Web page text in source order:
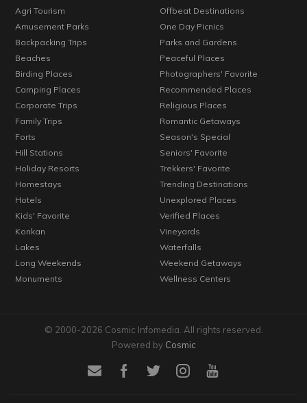
Agri Tourism
Amusement Parks
Backpacking Trips
Beaches
Birding Places
Camping Places
Corporate Trips
Family Trips
Forts
Hill Stations
Holiday Resorts
Homestays
Hotels
Kids' Favorite
Konkan
Lakes
Long Weekends
Monuments
Offbeat Destinations
One Day Picnics
Parks and Gardens
Peaceful Places
Photographers' Favorite
Recommended Places
Religious Places
Romantic Getaways
Season's Special
Seniors' Favorite
Trekkers' Favorite
Trending Destinations
Unexplored Places
Verified Places
Vineyards
Waterfalls
Weekend Getaways
Wellness Centers
© 2000-2026 Cosmic Infomedia. All rights reserved.
Powered by Cosmic